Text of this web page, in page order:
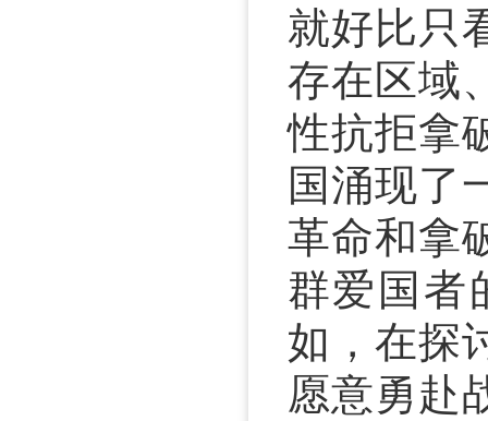
就好比只
存在区域
性抗拒拿
国涌现了
革命和拿
群爱国者
如，在探
愿意勇赴